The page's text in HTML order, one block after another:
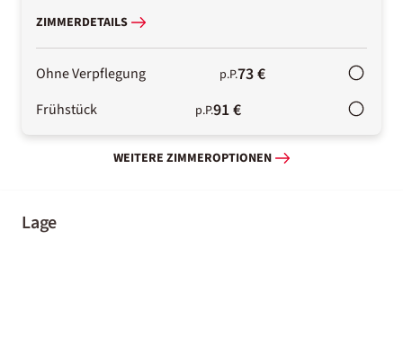
ZIMMERDETAILS
Ohne Verpflegung p.P.73 €
Frühstück p.P.91 €
WEITERE ZIMMEROPTIONEN
Lage